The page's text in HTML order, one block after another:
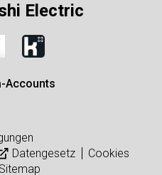
Electric
Accounts
Datengesetz
Cookies
Sitemap